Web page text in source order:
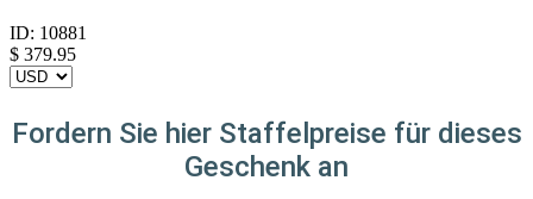
ID: 10881
$ 379.95
Fordern Sie hier Staffelpreise für dieses
Geschenk an